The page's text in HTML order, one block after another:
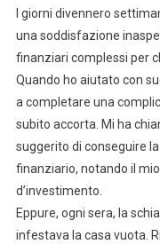
I giorni divennero
una soddisfazione
finanziari complessi per
Quando ho aiutato con
a completare una
subito accorta. Mi ha
suggerito di conseguire
finanziario, notando il
d’investimento.
Eppure, ogni sera, la
infestava la casa vuota.